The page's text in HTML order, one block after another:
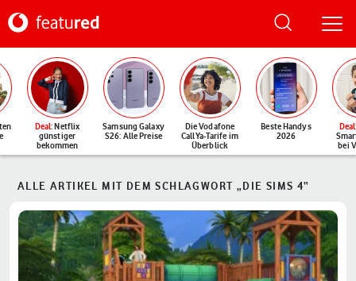
Deal: Netflix
günstiger
bekommen
Samsung Galaxy
S26: Alle Preise
Die Vodafone
CallYa-Tarife im
Überblick
Beste Handys
2026
Deal
bei
ALLE ARTIKEL MIT DEM SCHLAGWORT „DIE SIMS 4“